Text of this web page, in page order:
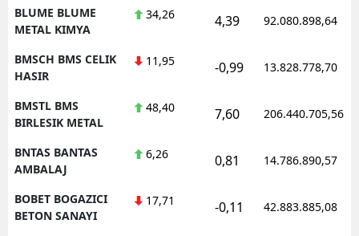
BLUME BLUME
METAL KIMYA
34,26 4,39 92.080.898,64
BMSCH BMS CELIK
HASIR
11,95 -0,99 13.828.778,70
BMSTL BMS
BIRLESIK METAL
48,40 7,60 206.440.705,56
BNTAS BANTAS
AMBALAJ
6,26 0,81 14.786.890,57
BOBET BOGAZICI
BETON SANAYI
17,71 -0,11 42.883.885,08